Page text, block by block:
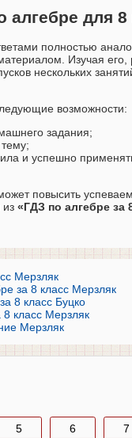
для 8
полностью
Изучая его,
нескольких
возможности:
задания;
и успешно
повысить
из «ГДЗ по алгебре за
Мерзляк
за 8 класс Мерзляк
8 класс Буцко
класс Мерзляк
Мерзляк
5 6 7